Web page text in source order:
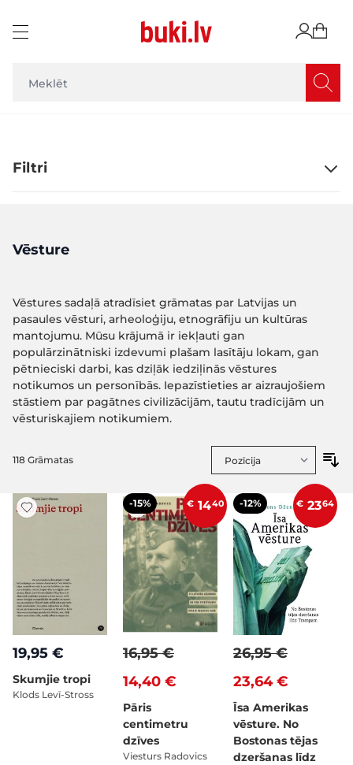
Filtri
Vēsture
Vēstures sadaļā atradīsiet grāmatas par Latvijas un
pasaules vēsturi, arheoloģiju, etnogrāfiju un kultūras
mantojumu. Mūsu krājumā ir iekļauti gan
populārzinātniski izdevumi plašam lasītāju lokam, gan
pētnieciski darbi, kas dziļāk iedziļinās vēstures
notikumos un personībās. Iepazīstieties ar aizraujošiem
stāstiem par pagātnes civilizācijām, tautu tradīcijām un
vēsturiskajiem notikumiem.
118 Grāmatas
19,95 €
Skumjie tropi
Klods Levī-Stross
-15% € 1440
14,40 €
16,95 €
Pāris
centimetru
dzīves
Viesturs Radovics
-12% € 2364
23,64 €
26,95 €
Īsa Amerikas
vēsture. No
Bostonas tējas
dzeršanas līdz